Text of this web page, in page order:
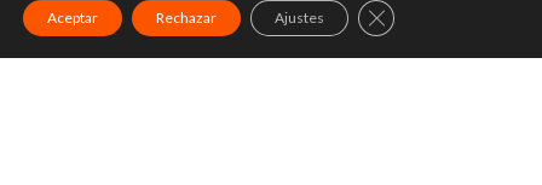
Aceptar Rechazar Ajustes CERRAR EL